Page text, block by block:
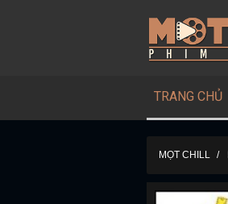
TRANG CHỦ
MỌT CHILL